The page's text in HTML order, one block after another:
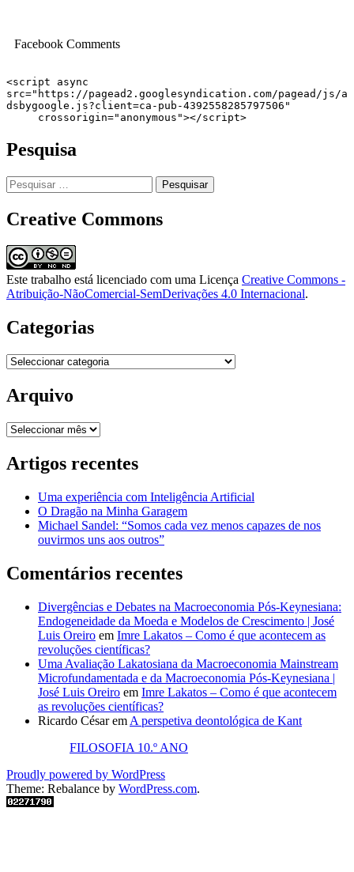
Facebook Comments
<script async
src="https://pagead2.googlesyndication.com/pagead/js/a
dsbygoogle.js?client=ca-pub-4392558285797506"
     crossorigin="anonymous"></script>
Pesquisa
Pesquisar
por:
Creative Commons
Este trabalho está licenciado com uma Licença Creative Commons -
Atribuição-NãoComercial-SemDerivações 4.0 Internacional.
Categorias
Categorias
Arquivo
Arquivo
Artigos recentes
Uma experiência com Inteligência Artificial
O Dragão na Minha Garagem
Michael Sandel: “Somos cada vez menos capazes de nos
ouvirmos uns aos outros”
Comentários recentes
Divergências e Debates na Macroeconomia Pós-Keynesiana:
Endogeneidade da Moeda e Modelos de Crescimento | José
Luis Oreiro em Imre Lakatos – Como é que acontecem as
revoluções científicas?
Uma Avaliação Lakatosiana da Macroeconomia Mainstream
Microfundamentada e da Macroeconomia Pós-Keynesiana |
José Luis Oreiro em Imre Lakatos – Como é que acontecem
as revoluções científicas?
Ricardo Césarem A perspetiva deontológica de Kant
FILOSOFIA 10.º ANO
Proudly powered by WordPress
Theme: Rebalance by WordPress.com.